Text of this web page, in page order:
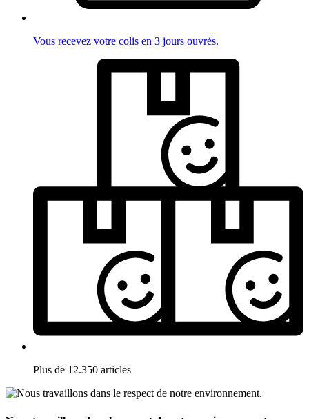
Vous recevez votre colis en 3 jours ouvrés.
Plus de 12.350 articles